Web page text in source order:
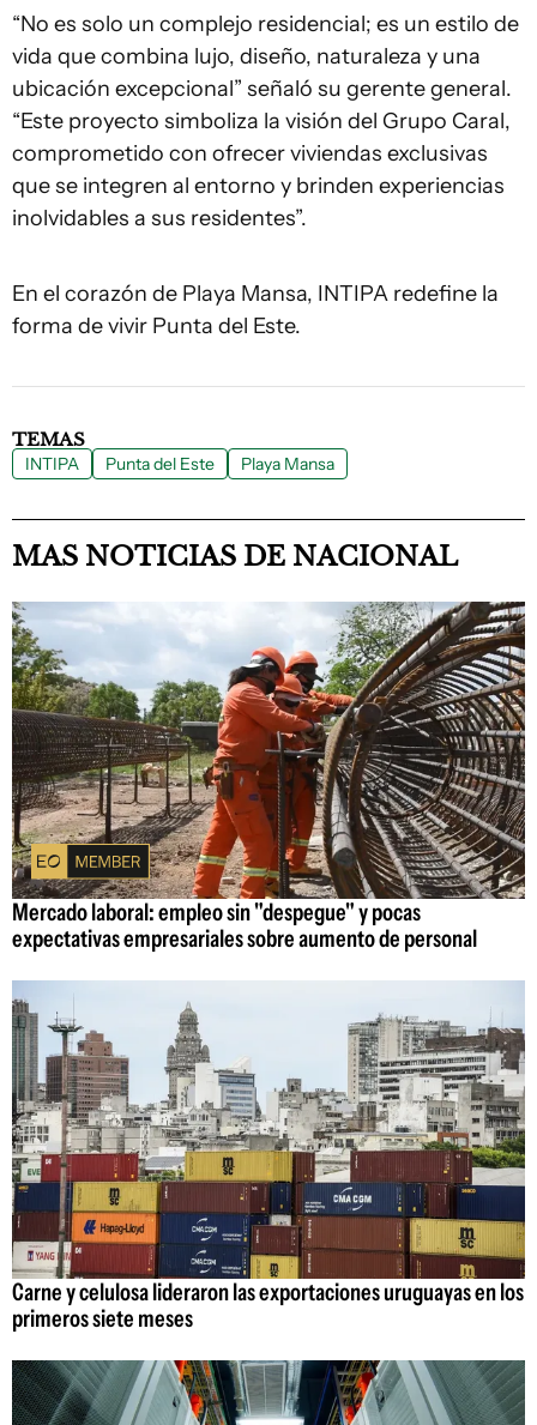
“No es solo un complejo residencial; es un estilo de
vida que combina lujo, diseño, naturaleza y una
ubicación excepcional” señaló su gerente general.
“Este proyecto simboliza la visión del Grupo Caral,
comprometido con ofrecer viviendas exclusivas
que se integren al entorno y brinden experiencias
inolvidables a sus residentes”.
En el corazón de Playa Mansa, INTIPA redefine la
forma de vivir Punta del Este.
TEMAS
INTIPA Punta del Este Playa Mansa
MAS NOTICIAS DE NACIONAL
Mercado laboral: empleo sin "despegue" y pocas
expectativas empresariales sobre aumento de personal
Carne y celulosa lideraron las exportaciones uruguayas en los
primeros siete meses